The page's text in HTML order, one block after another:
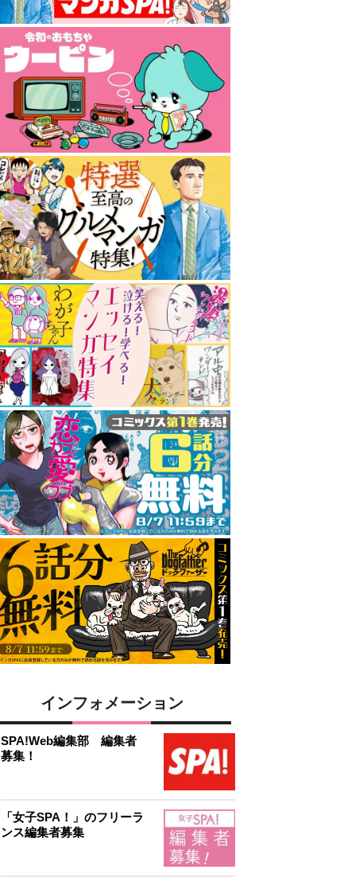
インフォメーション
SPA!Web編集部 編集者
募集！
「女子SPA！」のフリーラ
ンス編集者募集